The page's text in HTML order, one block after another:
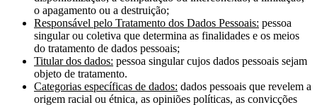
o apagamento ou a destruição;
Responsável pelo Tratamento dos Dados Pessoais: pessoa
singular ou coletiva que determina as finalidades e os meios
do tratamento de dados pessoais;
Titular dos dados: pessoa singular cujos dados pessoais sejam
objeto de tratamento.
Categorias específicas de dados: dados pessoais que revelem a
origem racial ou étnica, as opiniões políticas, as convicções